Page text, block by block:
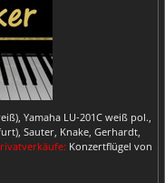
Yamaha LU-201C weiß pol.,
Sauter, Knake, Gerhardt,
Konzertflügel von